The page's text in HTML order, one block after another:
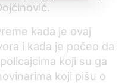
kada je ovaj
i kada je počeo da
koji su ga
koji pišu o